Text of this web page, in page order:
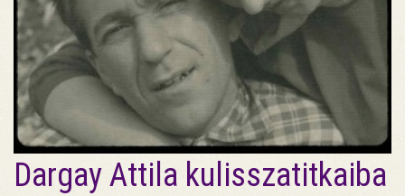
Dargay Attila kulisszatitkaiba